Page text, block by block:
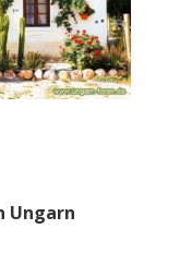
Ungarn